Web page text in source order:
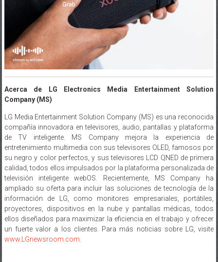
Acerca de LG Electronics Media Entertainment Solution
Company (MS)
LG Media Entertainment Solution Company (MS) es una reconocida
compañía innovadora en televisores, audio, pantallas y plataforma
de TV inteligente. MS Company mejora la experiencia de
entretenimiento multimedia con sus televisores OLED, famosos por
su negro y color perfectos, y sus televisores LCD QNED de primera
calidad, todos ellos impulsados por la plataforma personalizada de
televisión inteligente webOS. Recientemente, MS Company ha
ampliado su oferta para incluir las soluciones de tecnología de la
información de LG, como monitores empresariales, portátiles,
proyectores, dispositivos en la nube y pantallas médicas, todos
ellos diseñados para maximizar la eficiencia en el trabajo y ofrecer
un fuerte valor a los clientes. Para más noticias sobre LG, visite
www.LGnewsroom.com.